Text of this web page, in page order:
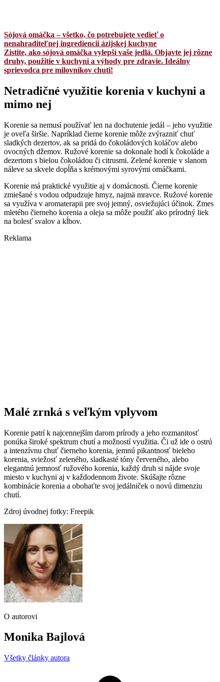
Sójová omáčka – všetko, čo potrebujete vedieť o
nenahraditeľnej ingrediencii ázijskej kuchyne
Zistite, ako sójová omáčka vylepší vaše jedlá. Objavte jej rôzne
druhy, použitie v kuchyni a výhody pre zdravie. Ideálny
sprievodca pre milovníkov chuti!
Netradičné využitie korenia v kuchyni a
mimo nej
Korenie sa nemusí používať len na dochutenie jedál – jeho využitie
je oveľa širšie. Napríklad čierne korenie môže zvýrazniť chuť
sladkých dezertov, ak sa pridá do čokoládových koláčov alebo
ovocných džemov. Ružové korenie sa dokonale hodí k čokoláde a
dezertom s bielou čokoládou či citrusmi. Zelené korenie v slanom
náleve sa skvele dopĺňa s krémovými syrovými omáčkami.
Korenie má praktické využitie aj v domácnosti. Čierne korenie
zmiešané s vodou odpudzuje hmyz, najmä mravce. Ružové korenie
sa využíva v aromaterapii pre svoj jemný, osviežujúci účinok. Zmes
mletého čierneho korenia a oleja sa môže použiť ako prírodný liek
na bolesť svalov a kĺbov.
Reklama
Malé zrnká s veľkým vplyvom
Korenie patrí k najcennejším darom prírody a jeho rozmanitosť
ponúka široké spektrum chutí a možností využitia. Či už ide o ostrú
a intenzívnu chuť čierneho korenia, jemnú pikantnosť bieleho
korenia, sviežosť zeleného, sladkasté tóny červeného, alebo
elegantnú jemnosť ružového korenia, každý druh si nájde svoje
miesto v kuchyni aj v každodennom živote. Skúšajte rôzne
kombinácie korenia a obohaťte svoj jedálniček o novú dimenziu
chutí.
Zdroj úvodnej fotky: Freepik
O autorovi
Monika Bajlová
Všetky články autora